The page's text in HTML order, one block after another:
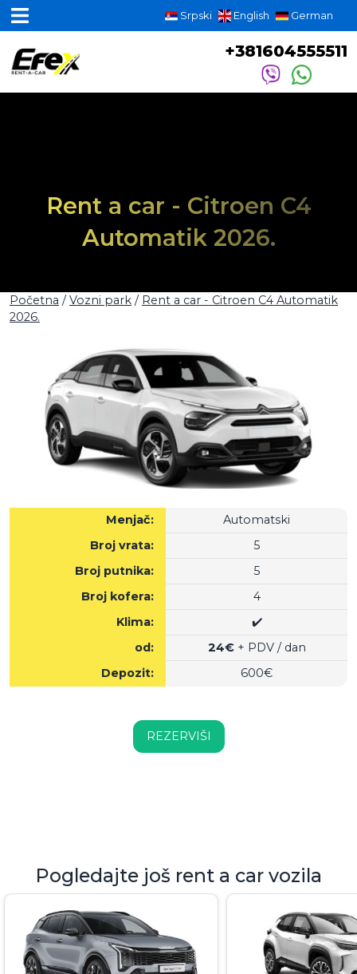
Srpski English German
+381604555511
Rent a car - Citroen C4
Automatik 2026.
Početna / Vozni park / Rent a car - Citroen C4 Automatik
2026.
Menjač:
Automatski
Broj vrata:
5
Broj putnika:
5
Broj kofera:
4
Klima:
✔️
od:
24€+ PDV / dan
Depozit:
600€
REZERVIŠI
Pogledajte još rent a car vozila